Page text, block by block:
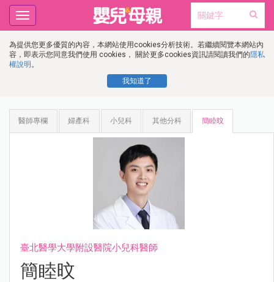
為提供您更多優質的內容，本網站使用cookies分析技術。若繼續閱覽本網站內
容，即表示您同意我們使用 cookies， 關於更多cookies資訊請閱讀我們的隱私
權說明 。
我知道了
Toggle
navigation
醫師專欄 婦產科 小兒科 其他分科 簡睦旼
臺北醫學大學附設醫院小兒科醫師
簡睦旼